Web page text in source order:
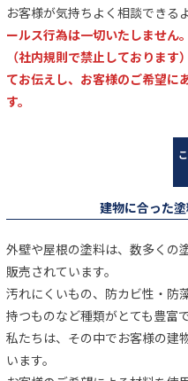
お客様が気持ちよく相談できるよ
ールス行為は一切いたしません。
（社内規則で禁止しておりま
てお伝えし、お客様のご希望に
す。
建物に合った塗
外壁や屋根の塗料は、数多くの
販売されています。
汚れにくいもの、防カビ性・防
持つものなど種類がとても豊富で
私たちは、その中でお客様の建
います。